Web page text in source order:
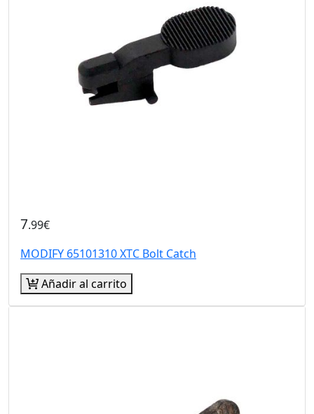
7.99€
MODIFY 65101310 XTC Bolt Catch
Añadir al carrito